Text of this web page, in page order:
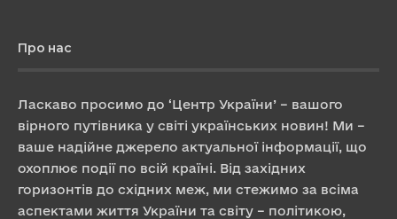
Про нас
Ласкаво просимо до ‘Центр України’ – вашого
вірного путівника у світі українських новин! Ми –
ваше надійне джерело актуальної інформації, що
охоплює події по всій країні. Від західних
горизонтів до східних меж, ми стежимо за всіма
аспектами життя України та світу – політикою,